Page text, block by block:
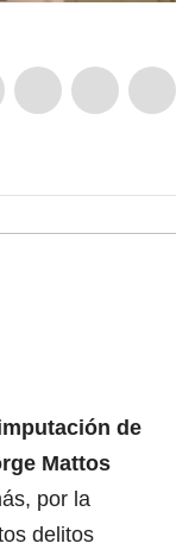
de
Mattos
por la
delitos